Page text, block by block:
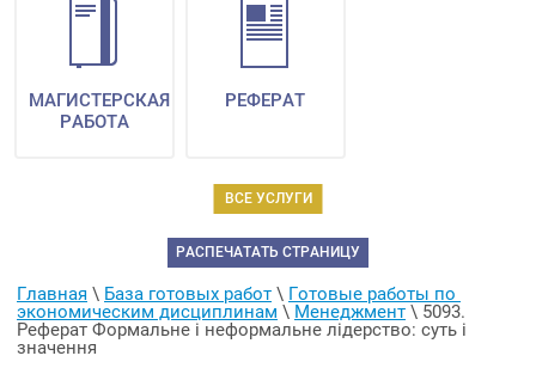
ВСЕ УСЛУГИ
МАГИСТЕРСКАЯ
РАБОТА
РЕФЕРАТ
РАСПЕЧАТАТЬ СТРАНИЦУ
Главная \ База готовых работ \ Готовые работы по
экономическим дисциплинам \ Менеджмент \ 5093.
Реферат Формальне і неформальне лідерство: суть і
значення